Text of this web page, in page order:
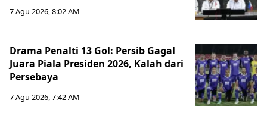
7 Agu 2026, 8:02 AM
Drama Penalti 13 Gol: Persib Gagal
Juara Piala Presiden 2026, Kalah dari
Persebaya
7 Agu 2026, 7:42 AM